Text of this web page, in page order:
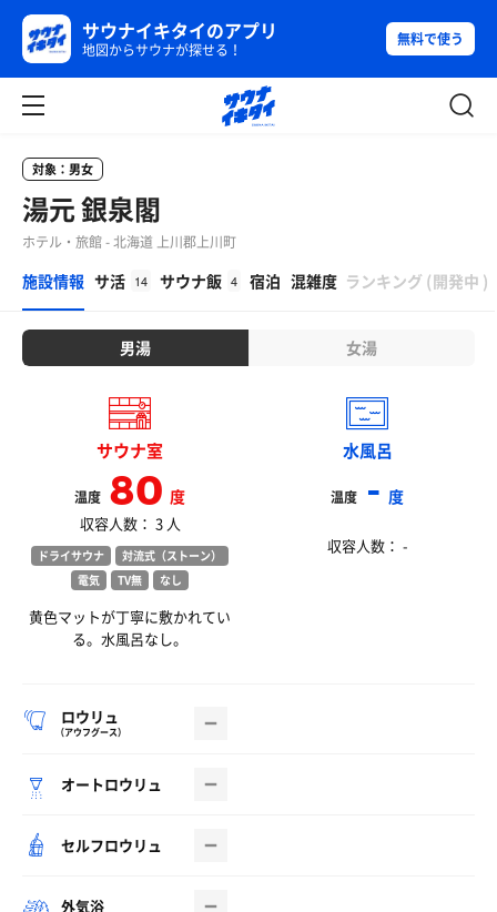
サウナイキタイのアプリ
地図からサウナが探せる！
無料で使う
対象：男女
湯元 銀泉閣
ホテル・旅館 - 北海道 上川郡上川町
施設情報 サ活 14 サウナ飯 4 宿泊 混雑度 ランキング (開発中 )
男湯 女湯
サウナ室
温度 80度
収容人数： 3 人
ドライサウナ
対流式（ストーン）
電気
TV無 なし
黄色マットが丁寧に敷かれてい
る。水風呂なし。
水風呂
温度 -度
収容人数： -
ロウリュ
（アウフグース）
オートロウリュ
セルフロウリュ
外気浴